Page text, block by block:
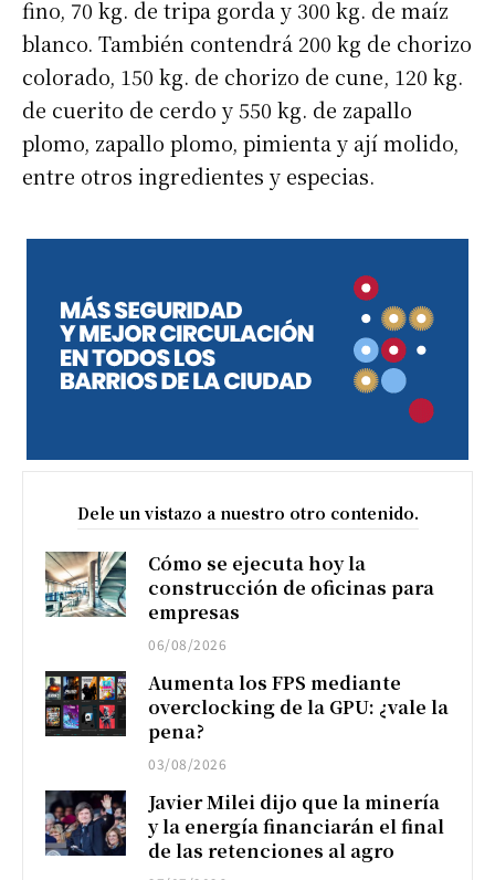
fino, 70 kg. de tripa gorda y 300 kg. de maíz
blanco. También contendrá 200 kg de chorizo
colorado, 150 kg. de chorizo de cune, 120 kg.
de cuerito de cerdo y 550 kg. de zapallo
plomo, zapallo plomo, pimienta y ají molido,
entre otros ingredientes y especias.
Dele un vistazo a nuestro otro contenido.
Cómo se ejecuta hoy la
construcción de oficinas para
empresas
06/08/2026
Aumenta los FPS mediante
overclocking de la GPU: ¿vale la
pena?
03/08/2026
Javier Milei dijo que la minería
y la energía financiarán el final
de las retenciones al agro